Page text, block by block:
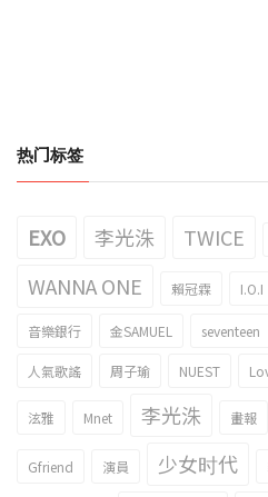
热门标签
EXO 李光洙 TWICE
WANNA ONE 賴冠霖 I.O.I
音樂銀行 金SAMUEL seventeen
人氣歌謠 周子瑜 NUEST
泫雅 Mnet 李光洙 畫報
Gfriend 演員 少女时代